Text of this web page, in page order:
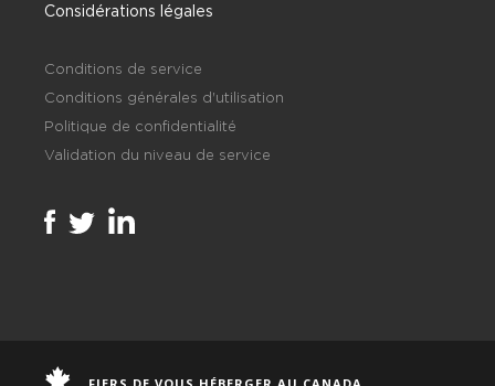
Considérations légales
Conditions de service
Conditions générales d'utilisation
Politique de confidentialité
Validation du niveau de service